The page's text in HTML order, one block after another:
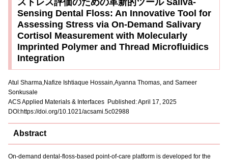
Sensing Dental Floss: An Innovative Tool for
Assessing Stress via On-Demand Salivary
Cortisol Measurement with Molecularly
Imprinted Polymer and Thread Microfluidics
Integration
Atul Sharma,Nafize Ishtiaque Hossain,Ayanna Thomas, and Sameer
Sonkusale
ACS Applied Materials & Interfaces Published: April 17, 2025
DOI:https://doi.org/10.1021/acsami.5c02988
Abstract
On-demand dental-floss-based point-of-care platform is developed for the